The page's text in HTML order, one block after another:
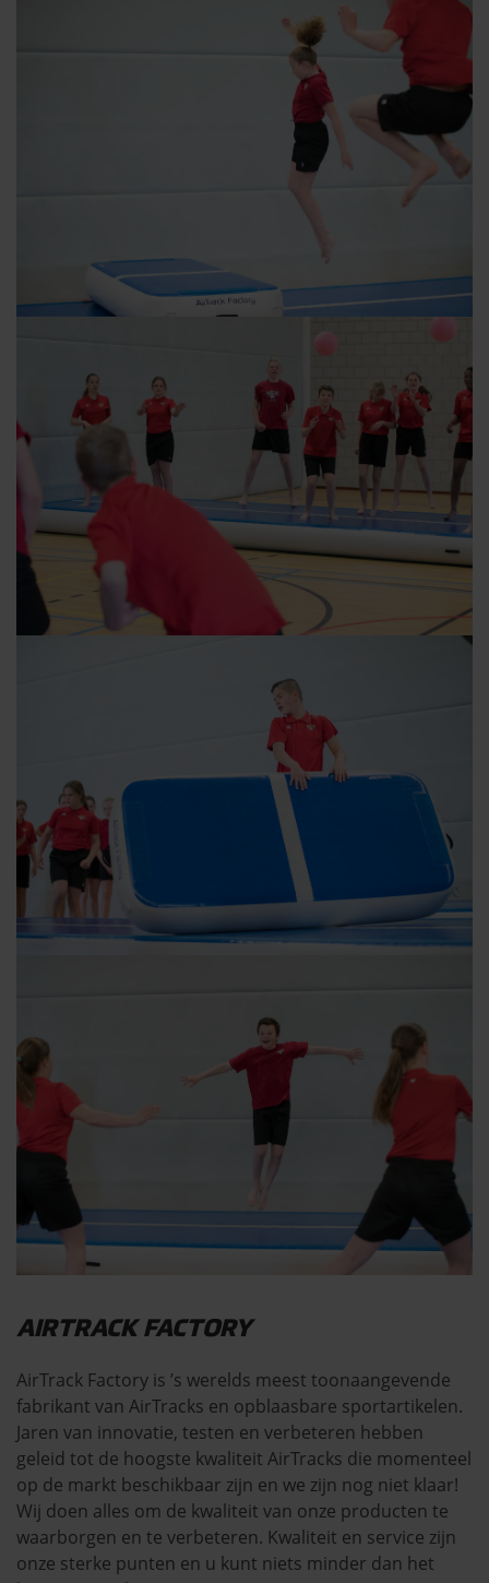
AIRTRACK FACTORY
AirTrack Factory is ’s werelds meest toonaangevende
fabrikant van AirTracks en opblaasbare sportartikelen.
Jaren van innovatie, testen en verbeteren hebben
geleid tot de hoogste kwaliteit AirTracks die momenteel
op de markt beschikbaar zijn en we zijn nog niet klaar!
Wij doen alles om de kwaliteit van onze producten te
waarborgen en te verbeteren. Kwaliteit en service zijn
onze sterke punten en u kunt niets minder dan het